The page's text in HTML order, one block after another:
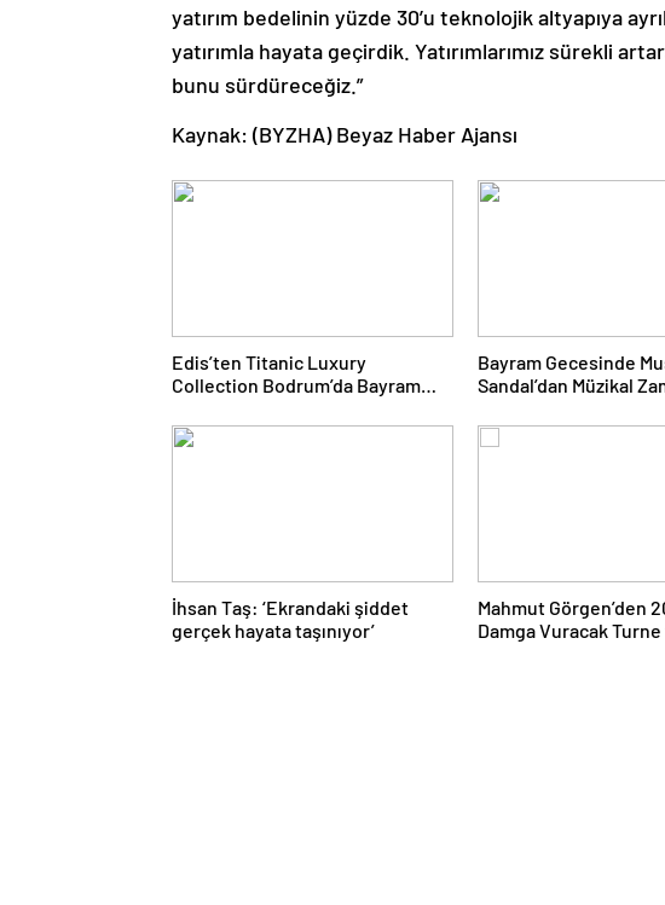
yatırım bedelinin yüzde 30’u teknolojik altyapıya
yatırımla hayata geçirdik. Yatırımlarımız sürekli
bunu sürdüreceğiz.”
Kaynak: (BYZHA) Beyaz Haber Ajansı
Edis’ten Titanic Luxury
Collection Bodrum’da Bayram
Performans
Bayram Gecesinde
Sandal’dan Müzikal
İhsan Taş: ‘Ekrandaki şiddet
gerçek hayata taşınıyor’
Mahmut Görgen’den
Damga Vuracak